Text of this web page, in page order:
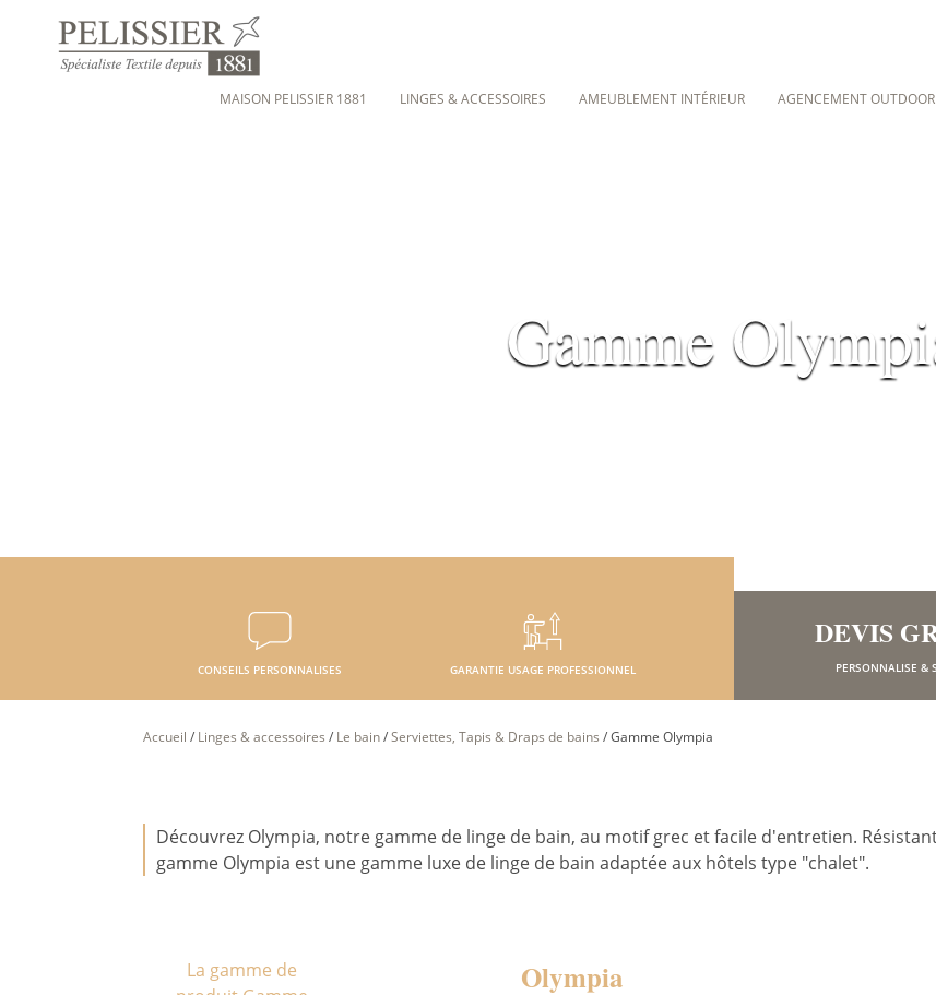
MAISON PELISSIER 1881 LINGES & ACCESSOIRES AMEUBLEMENT INTÉRIEUR AGENCEMENT OUTDOOR
Gamme
CONSEILS PERSONNALISES GARANTIE USAGE PROFESSIONNEL
DEVIS
PERSONNALISE &
Accueil / Linges & accessoires / Le bain/Serviettes, Tapis & Draps de bains /Gamme Olympia
Découvrez Olympia, notre gamme de linge de bain, au motif grec et facile d'entretien.
gamme Olympia est une gamme luxe de linge de bain adaptée aux hôtels type "chalet".
La gamme de
Olympia